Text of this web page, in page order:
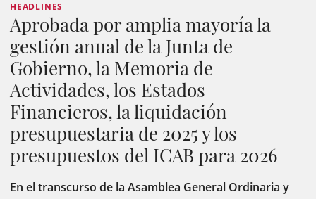
HEADLINES
Aprobada por amplia mayoría la
gestión anual de la Junta de
Gobierno, la Memoria de
Actividades, los Estados
Financieros, la liquidación
presupuestaria de 2025 y los
presupuestos del ICAB para 2026
En el transcurso de la Asamblea General Ordinaria y